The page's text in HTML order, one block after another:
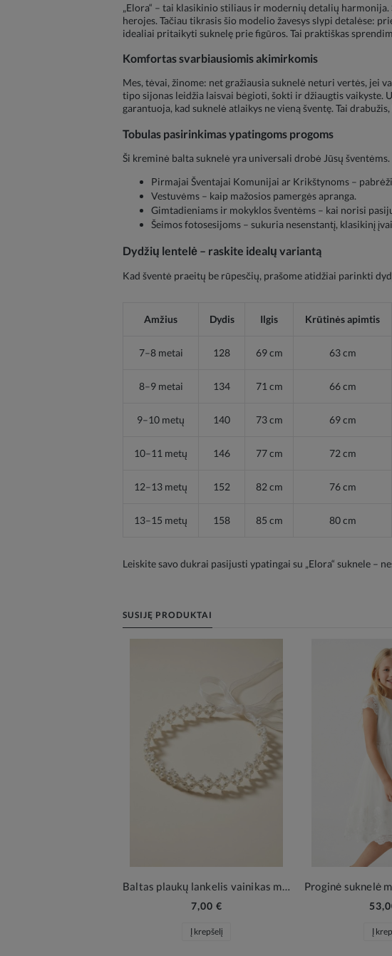
„Elora“ – tai klasikinio stiliaus ir modernių detalių
herojes. Tačiau tikrasis šio modelio žavesys slypi detalėse:
idealiai pritaikyti suknelę prie figūros. Tai praktiškas
Komfortas svarbiausiomis akimirkomis
Mes, tėvai, žinome: net gražiausia suknelė neturi vertės, jei
tipo sijonas leidžia laisvai bėgioti, šokti ir džiaugtis vaikyste.
garantuoja, kad suknelė atlaikys ne vieną šventę. Tai
Tobulas pasirinkimas ypatingoms progoms
Ši kreminė balta suknelė yra universali drobė Jūsų
Pirmajai Šventajai Komunijai ar Krikštynoms –
Vestuvėms – kaip mažosios pamergės apranga.
Gimtadieniams ir mokyklos šventėms – kai norisi
Šeimos fotosesijoms – sukuria nesenstantį, klasikinį
Dydžių lentelė – raskite idealų variantą
Kad šventė praeitų be rūpesčių, prašome atidžiai parinkti
Amžius Dydis Ilgis Krūtinės apimtis
7–8 metai 128 69 cm 63 cm
8–9 metai 134 71 cm 66 cm
9–10 metų 140 73 cm 69 cm
10–11 metų 146 77 cm 72 cm
12–13 metų 152 82 cm 76 cm
13–15 metų 158 85 cm 80 cm
Leiskite savo dukrai pasijusti ypatingai su „Elora“ suknele –
SUSIJĘ PRODUKTAI
Baltas plaukų lankelis vainikas mergaitei su perlais ir organzos kaspinais – Elegancija šventėms
7,00 €
Į krepšelį Į